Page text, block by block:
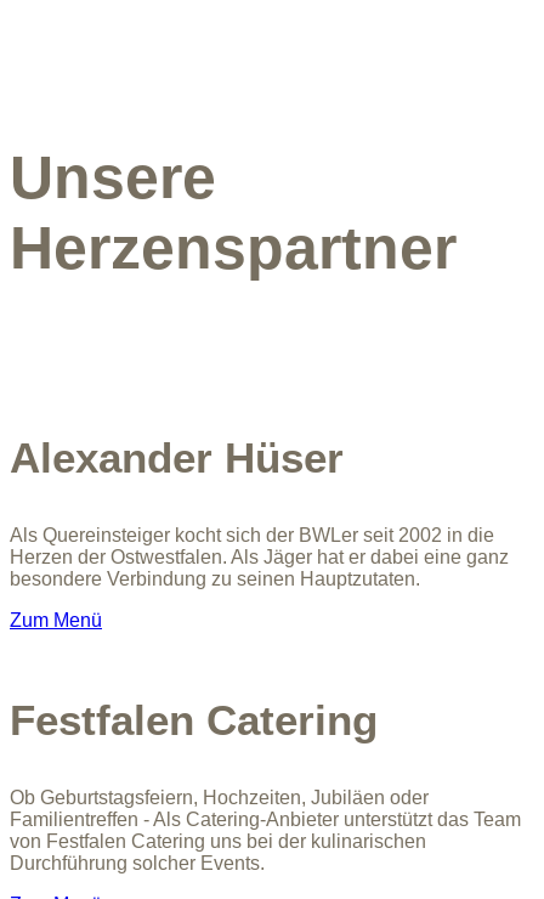
Unsere
Herzenspartner
Alexander Hüser
Als Quereinsteiger kocht sich der BWLer seit 2002 in die
Herzen der Ostwestfalen. Als Jäger hat er dabei eine ganz
besondere Verbindung zu seinen Hauptzutaten.
Zum Menü
Festfalen Catering
Ob Geburtstagsfeiern, Hochzeiten, Jubiläen oder
Familientreffen - Als Catering-Anbieter unterstützt das Team
von Festfalen Catering uns bei der kulinarischen
Durchführung solcher Events.